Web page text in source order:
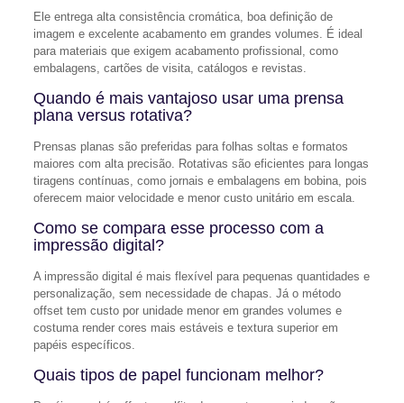
Ele entrega alta consistência cromática, boa definição de
imagem e excelente acabamento em grandes volumes. É ideal
para materiais que exigem acabamento profissional, como
embalagens, cartões de visita, catálogos e revistas.
Quando é mais vantajoso usar uma prensa
plana versus rotativa?
Prensas planas são preferidas para folhas soltas e formatos
maiores com alta precisão. Rotativas são eficientes para longas
tiragens contínuas, como jornais e embalagens em bobina, pois
oferecem maior velocidade e menor custo unitário em escala.
Como se compara esse processo com a
impressão digital?
A impressão digital é mais flexível para pequenas quantidades e
personalização, sem necessidade de chapas. Já o método
offset tem custo por unidade menor em grandes volumes e
costuma render cores mais estáveis e textura superior em
papéis específicos.
Quais tipos de papel funcionam melhor?